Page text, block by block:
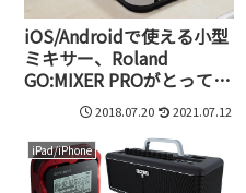
iOS/Androidで使える小型
ミキサー、Roland
GO:MIXER PROがとっても
2018.07.20 2021.07.12
iPad/iPhone